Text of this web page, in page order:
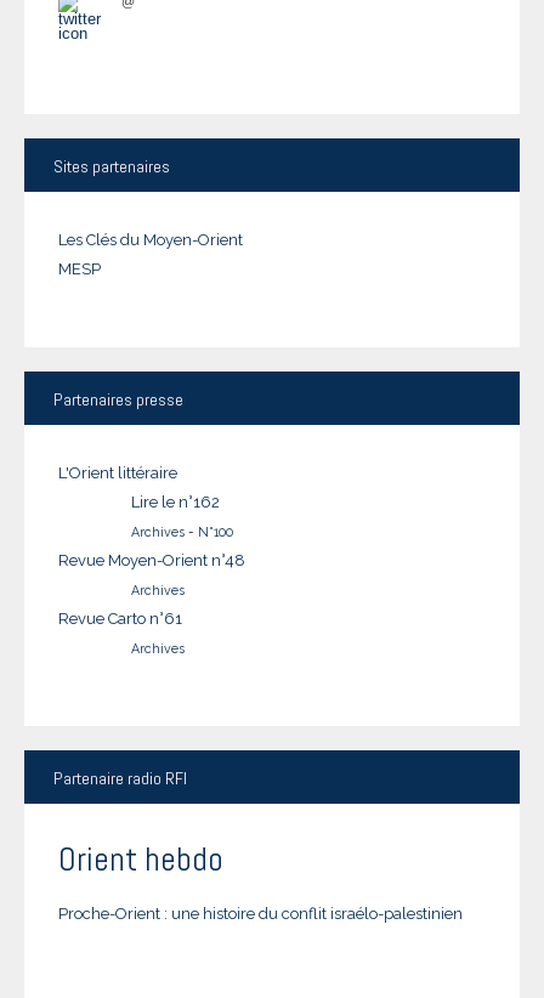
Sites partenaires
Les Clés du Moyen-Orient
MESP
Partenaires presse
L'Orient littéraire
Lire le n°162
Archives - N°100
Revue Moyen-Orient n°48
Archives
Revue Carto n°61
Archives
Partenaire radio RFI
Orient hebdo
Proche-Orient : une histoire du conflit israélo-palestinien